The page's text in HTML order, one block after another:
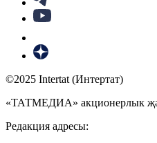
©2025 Intertat (Интертат)
«ТАТМЕДИА» акционерлык
Редакция адресы: